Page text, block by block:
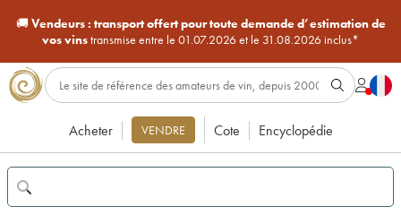
🚚Vendeurs : transport offert pour toute demande d’estimation de
vos vinstransmise entre le 01.07.2026 et le 31.08.2026 inclus*
Acheter VENDRE Cote Encyclopédie